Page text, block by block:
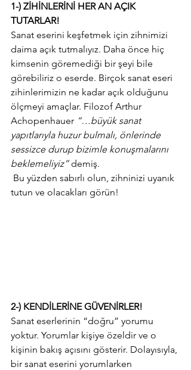
1-) ZİHİNLERİNİ HER AN AÇIK
TUTARLAR!
Sanat eserini keşfetmek için zihnimizi
daima açık tutmalıyız. Daha önce hiç
kimsenin göremediği bir şeyi bile
görebiliriz o eserde. Birçok sanat eseri
zihinlerimizin ne kadar açık olduğunu
ölçmeyi amaçlar. Filozof Arthur
Achopenhauer “…büyük sanat
yapıtlarıyla huzur bulmalı, önlerinde
sessizce durup bizimle konuşmalarını
beklemeliyiz” demiş.
tutun ve olacakları görün!
2-) KENDİLERİNE GÜVENİRLER!
Sanat eserlerinin “doğru” yorumu
yoktur. Yorumlar kişiye özeldir ve o
kişinin bakış açısını gösterir. Dolayısıyla,
bir sanat eserini yorumlarken